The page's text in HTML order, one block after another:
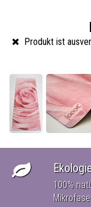
Produkt ist
100%